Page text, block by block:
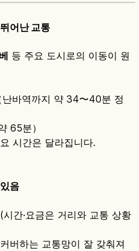
어난 교통
등 주요 도시로의 이동이 원
난바역까지 약 34〜40분 정
65분）
시간은 달라집니다.
음
간·요금은 거리와 교통 상황
버하는 교통망이 잘 갖춰져